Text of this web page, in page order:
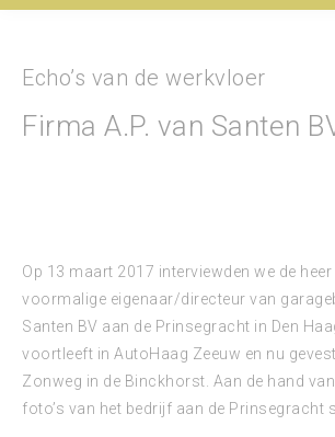
Echo’s van de werkvloer
Firma A.P. van Santen
Op 13 maart 2017 interviewden we de heer
voormalige eigenaar/directeur van
Santen BV aan de Prinsegracht in Den
voortleeft in AutoHaag Zeeuw en nu
Zonweg in de Binckhorst. Aan de hand
foto’s van het bedrijf aan de Prinsegracht